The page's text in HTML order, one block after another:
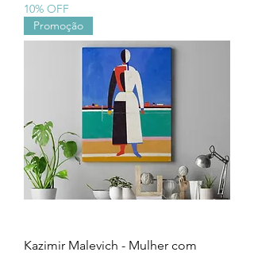
10% OFF
Promoção
Kazimir Malevich - Mulher com